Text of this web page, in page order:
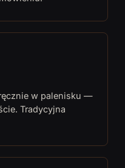
w palenisku —
Tradycyjna